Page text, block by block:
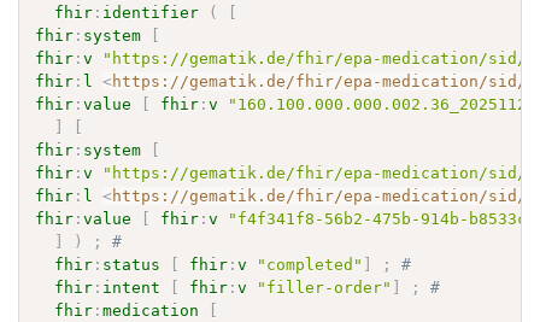
fhir : identifier (
fhir : system
fhir :v
"https://gematik.de/fhir/epa-medication/
fhir : l <https://gematik.de/fhir/epa-medication/
fhir :value fhir :v
fhir : system
fhir :v
"https://gematik.de/fhir/epa-medication/
fhir : l <https://gematik.de/fhir/epa-medication/
fhir :value fhir :v
"f4f341f8-56b2-475b-914b-
) ;
#
fhir : status fhir :v "completed" ;
#
fhir : intent fhir :v "filler-order" ;
#
fhir :medication